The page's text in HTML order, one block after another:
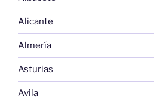
Alicante
Almería
Asturias
Avila